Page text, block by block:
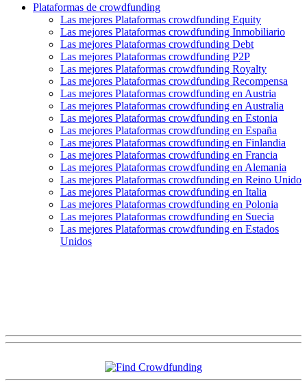
Plataformas de crowdfunding
Las mejores Plataformas crowdfunding Equity
Las mejores Plataformas crowdfunding Inmobiliario
Las mejores Plataformas crowdfunding Debt
Las mejores Plataformas crowdfunding P2P
Las mejores Plataformas crowdfunding Royalty
Las mejores Plataformas crowdfunding Recompensa
Las mejores Plataformas crowdfunding en Austria
Las mejores Plataformas crowdfunding en Australia
Las mejores Plataformas crowdfunding en Estonia
Las mejores Plataformas crowdfunding en España
Las mejores Plataformas crowdfunding en Finlandia
Las mejores Plataformas crowdfunding en Francia
Las mejores Plataformas crowdfunding en Alemania
Las mejores Plataformas crowdfunding en Reino Unido
Las mejores Plataformas crowdfunding en Italia
Las mejores Plataformas crowdfunding en Polonia
Las mejores Plataformas crowdfunding en Suecia
Las mejores Plataformas crowdfunding en Estados
Unidos